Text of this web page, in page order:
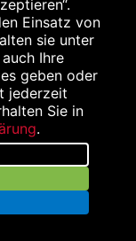
Kinder
von
impfen
Eltern jetzt
Einsatz von
sie unter
Ihre
geben oder
jederzeit
Sie in
.